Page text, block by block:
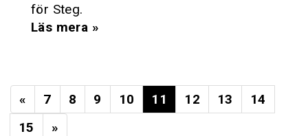
för Steg.
Läs mera »
« 7 8 9 10 11 12 13
14
15
»